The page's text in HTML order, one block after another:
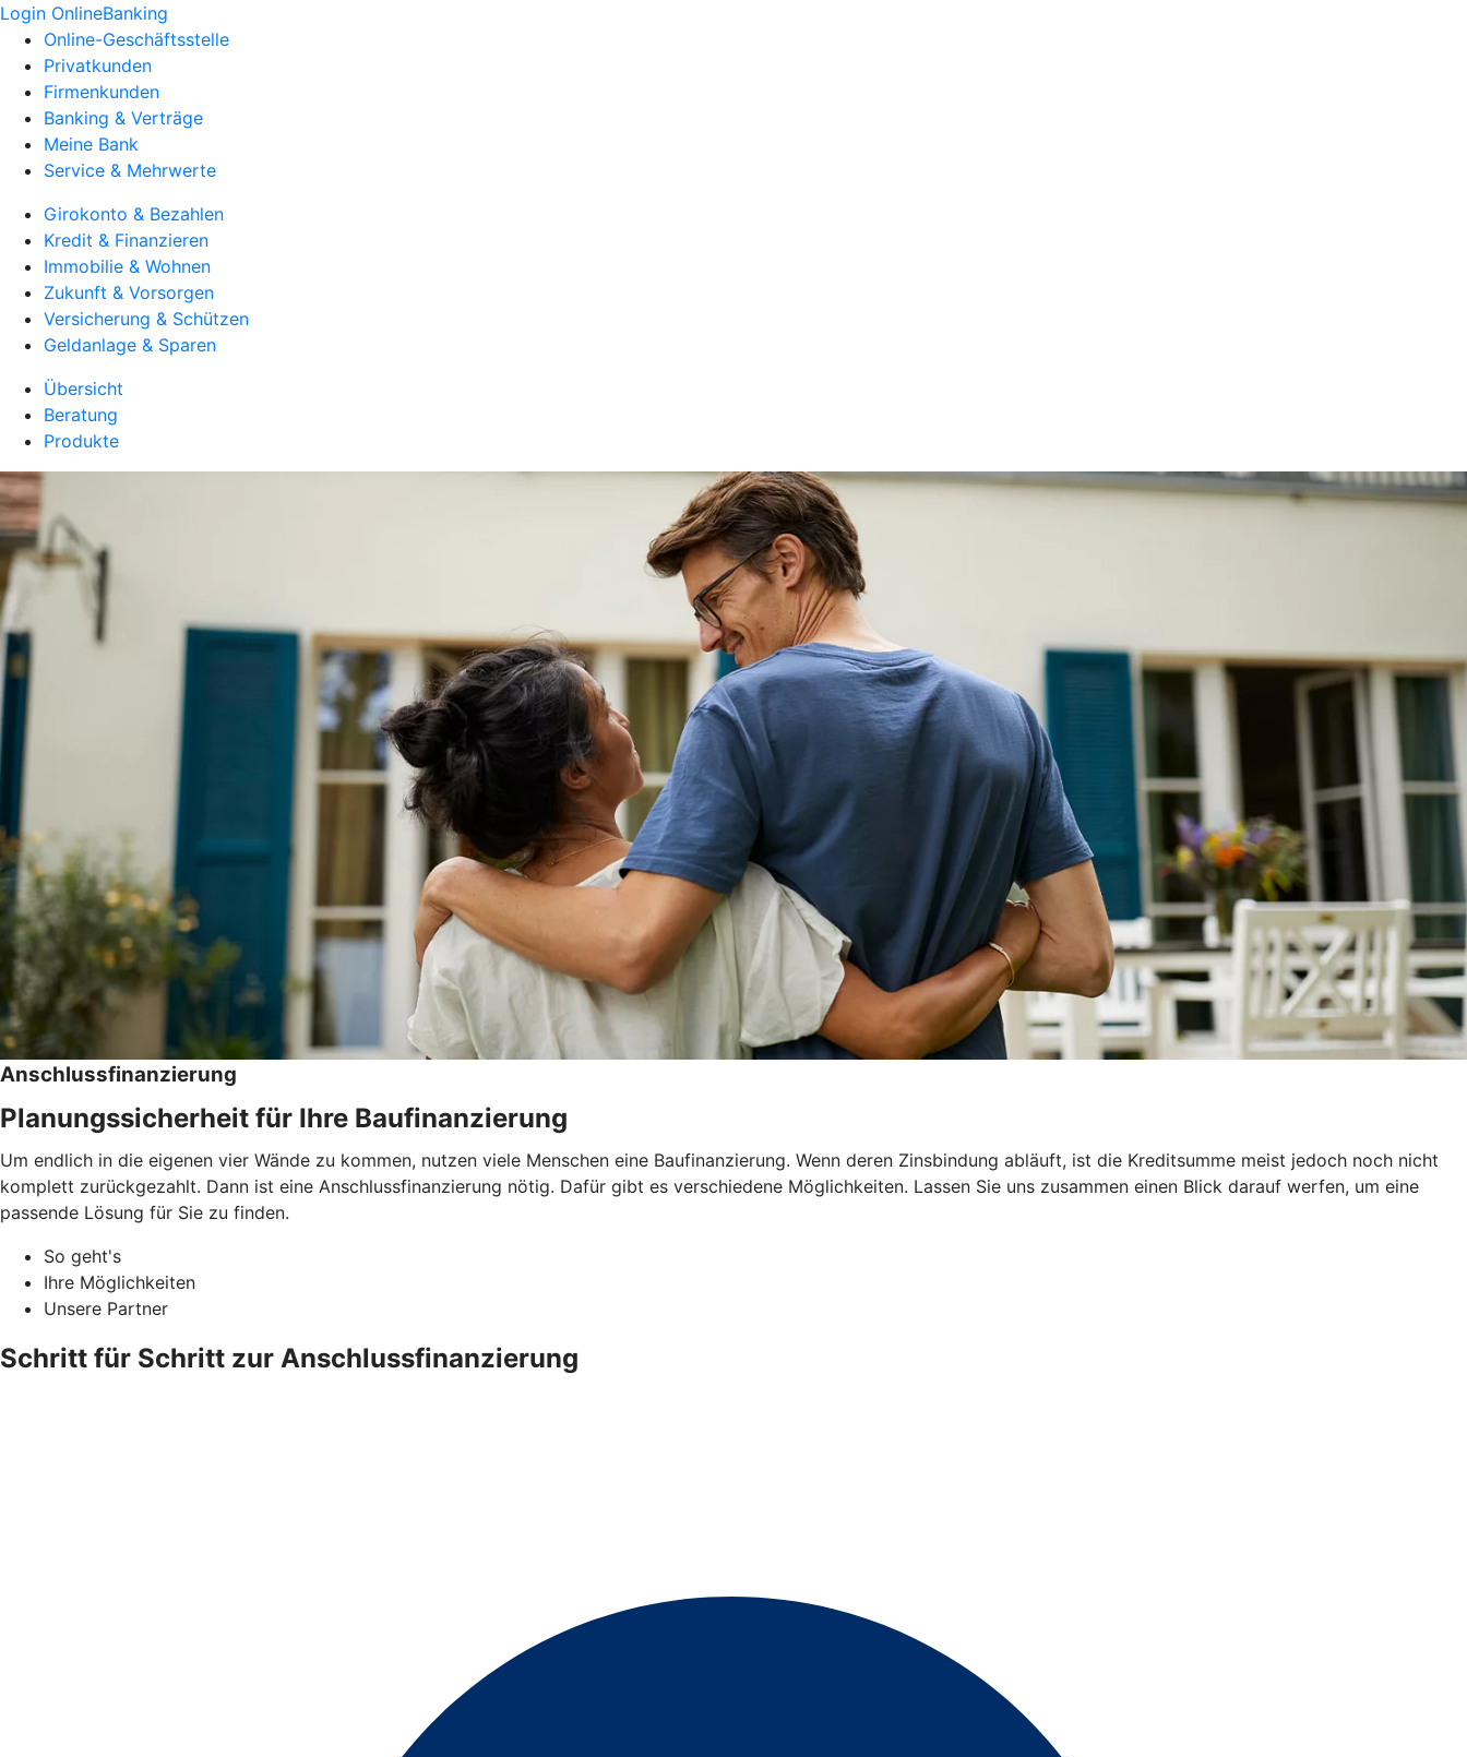
Login OnlineBanking
Online-Geschäftsstelle
Privatkunden
Firmenkunden
Banking & Verträge
Meine Bank
Service & Mehrwerte
Girokonto & Bezahlen
Kredit & Finanzieren
Immobilie & Wohnen
Zukunft & Vorsorgen
Versicherung & Schützen
Geldanlage & Sparen
Übersicht
Beratung
Produkte
Anschlussfinanzierung
Planungssicherheit für Ihre Baufinanzierung
Um endlich in die eigenen vier Wände zu kommen, nutzen viele Menschen eine Baufinanzierung. Wenn deren Zinsbindung abläuft, ist die Kreditsumme meist jedoch noch nicht
komplett zurückgezahlt. Dann ist eine Anschlussfinanzierung nötig. Dafür gibt es verschiedene Möglichkeiten. Lassen Sie uns zusammen einen Blick darauf werfen, um eine
passende Lösung für Sie zu finden.
So geht's
Ihre Möglichkeiten
Unsere Partner
Schritt für Schritt zur Anschlussfinanzierung